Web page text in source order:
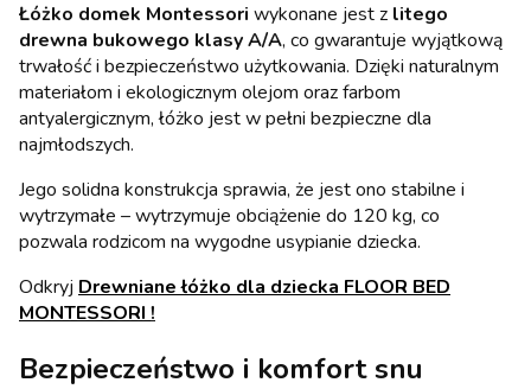
Łóżko domek Montessori wykonane jest z litego
drewna bukowego klasy A/A, co gwarantuje wyjątkową
trwałość i bezpieczeństwo użytkowania. Dzięki naturalnym
materiałom i ekologicznym olejom oraz farbom
antyalergicznym, łóżko jest w pełni bezpieczne dla
najmłodszych.
Jego solidna konstrukcja sprawia, że jest ono stabilne i
wytrzymałe – wytrzymuje obciążenie do 120 kg, co
pozwala rodzicom na wygodne usypianie dziecka.
Odkryj Drewniane łóżko dla dziecka FLOOR BED
MONTESSORI !
Bezpieczeństwo i komfort snu